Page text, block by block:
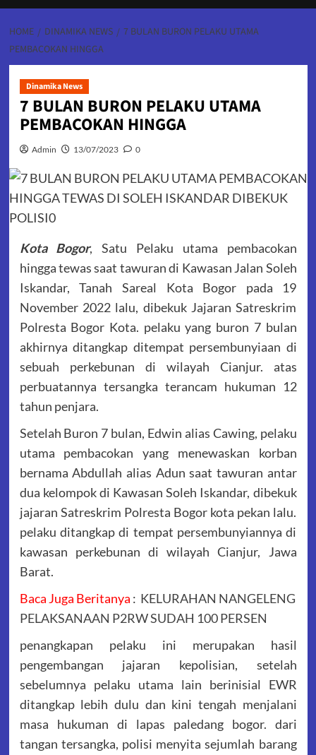
HOME DINAMIKA NEWS
7 BULAN BURON PELAKU UTAMA
PEMBACOKAN HINGGA
Dinamika News
7 BULAN BURON PELAKU UTAMA
PEMBACOKAN HINGGA
Admin 13/07/2023 0
Kota Bogor, Satu Pelaku utama pembacokan
hingga tewas saat tawuran di Kawasan Jalan Soleh
Iskandar, Tanah Sareal Kota Bogor pada 19
November 2022 lalu, dibekuk Jajaran Satreskrim
Polresta Bogor Kota. pelaku yang buron 7 bulan
akhirnya ditangkap ditempat persembunyiaan di
sebuah perkebunan di wilayah Cianjur. atas
perbuatannya tersangka terancam hukuman 12
tahun penjara.
Setelah Buron 7 bulan, Edwin alias Cawing, pelaku
utama pembacokan yang menewaskan korban
bernama Abdullah alias Adun saat tawuran antar
dua kelompok di Kawasan Soleh Iskandar, dibekuk
jajaran Satreskrim Polresta Bogor kota pekan lalu.
pelaku ditangkap di tempat persembunyiannya di
kawasan perkebunan di wilayah Cianjur, Jawa
Barat.
Baca Juga Beritanya : KELURAHAN NANGELENG
PELAKSANAAN P2RW SUDAH 100 PERSEN
penangkapan pelaku ini merupakan hasil
pengembangan jajaran kepolisian, setelah
sebelumnya pelaku utama lain berinisial EWR
ditangkap lebih dulu dan kini tengah menjalani
masa hukuman di lapas paledang bogor. dari
tangan tersangka, polisi menyita sejumlah barang